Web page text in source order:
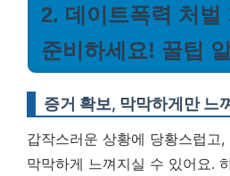
2. 데이트폭력 처벌
준비하세요! 꿀팁
증거 확보, 막막하게만 느
갑작스러운 상황에 당황스럽고
막막하게 느껴지실 수 있어요.